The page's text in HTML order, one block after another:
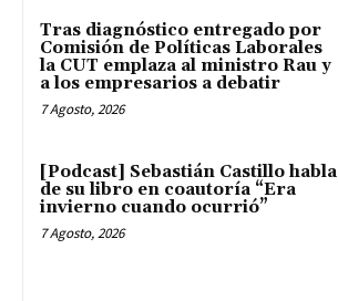
Tras diagnóstico entregado por
Comisión de Políticas Laborales
la CUT emplaza al ministro Rau y
a los empresarios a debatir
7 Agosto, 2026
[Podcast] Sebastián Castillo habla
de su libro en coautoría “Era
invierno cuando ocurrió”
7 Agosto, 2026